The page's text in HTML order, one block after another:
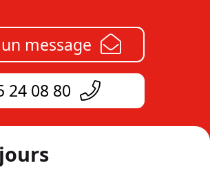
message
24 08 80